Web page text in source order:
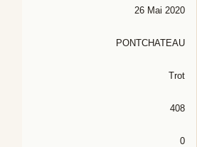
26 Mai 2020
PONTCHATEAU
Trot
408
0